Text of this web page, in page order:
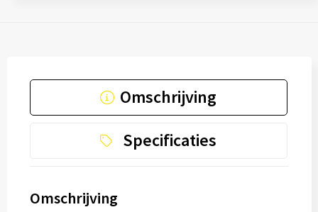
Omschrijving
Specificaties
Omschrijving